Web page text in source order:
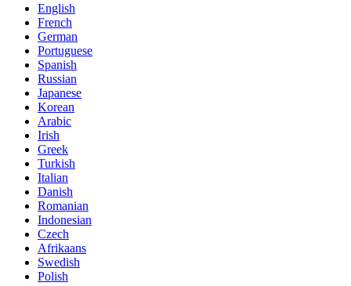
English
French
German
Portuguese
Spanish
Russian
Japanese
Korean
Arabic
Irish
Greek
Turkish
Italian
Danish
Romanian
Indonesian
Czech
Afrikaans
Swedish
Polish